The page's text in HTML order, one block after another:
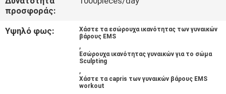
ΠΕΡΙΠΤΏΣΕΙΣ
προσφοράς:
Υψηλό φως:
Χάστε τα εσώρουχα ικανότητας των γυναικών
βάρους EMS
,
Εσώρουχα ικανότητας γυναικών για το σώμα
Sculpting
,
Χάστε τα capris των γυναικών βάρους EMS
workout